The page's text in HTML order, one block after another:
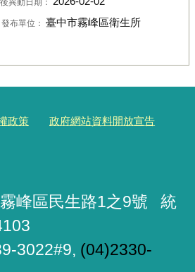
異動日期：
發布單位： 臺中市霧峰區衛生所
政策 政府網站資料開放宣告
峰區民生路1之9號 統
3022#9, (04)2330-